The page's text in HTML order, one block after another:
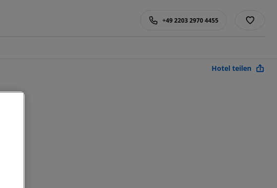
+49 2203 2970 4455
Hotel teilen